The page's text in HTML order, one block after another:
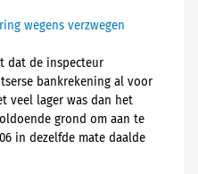
wegens verzwegen
dat de inspecteur
bankrekening al voor
veel lager was dan het
grond om aan te
in dezelfde mate daalde